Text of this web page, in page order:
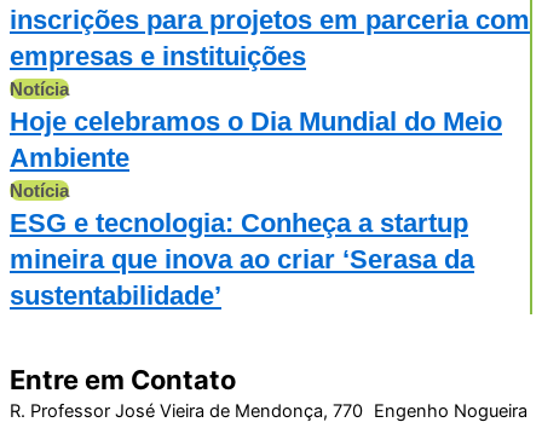
inscrições para projetos em parceria com
empresas e instituições
Notícia
Hoje celebramos o Dia Mundial do Meio
Ambiente
Notícia
ESG e tecnologia: Conheça a startup
mineira que inova ao criar ‘Serasa da
sustentabilidade’
Entre em Contato
R. Professor José Vieira de Mendonça, 770 Engenho Nogueira